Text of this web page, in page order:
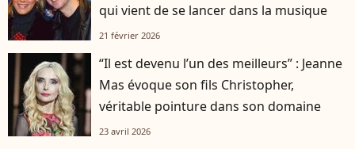
qui vient de se lancer dans la musique
21 février 2026
“Il est devenu l’un des meilleurs” : Jeanne
Mas évoque son fils Christopher,
véritable pointure dans son domaine
23 avril 2026